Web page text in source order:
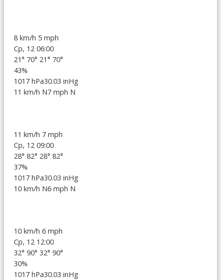
8 km/h 5 mph
Ср, 12 06:00
21° 70° 21° 70°
43%
1017 hPa30.03 inHg
11 km/h N7 mph N
11 km/h 7 mph
Ср, 12 09:00
28° 82° 28° 82°
37%
1017 hPa30.03 inHg
10 km/h N6 mph N
10 km/h 6 mph
Ср, 12 12:00
32° 90° 32° 90°
30%
1017 hPa30.03 inHg